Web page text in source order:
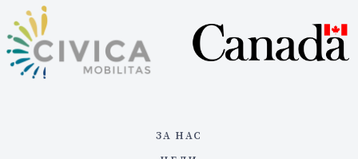
ЗА НАС